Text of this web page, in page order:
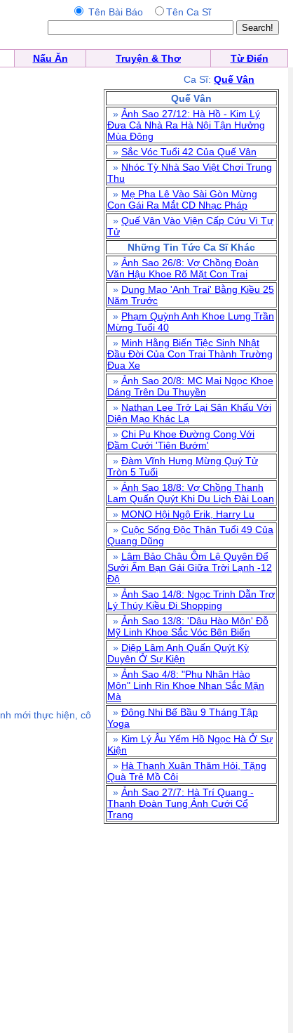
Tên Bài Báo Tên Ca Sĩ
Nấu Ăn Truyện & Thơ
Từ Điển
Ca Sĩ: Quế Vân
mới thực hiện, cô
Quế Vân
» Ảnh Sao 27/12: Hà Hồ - Kim Lý
Đưa Cả Nhà Ra Hà Nội Tận Hưởng
Mùa Đông
» Sắc Vóc Tuổi 42 Của Quế Vân
» Nhóc Tỳ Nhà Sao Việt Chơi Trung
Thu
» Mẹ Pha Lê Vào Sài Gòn Mừng
Con Gái Ra Mắt CD Nhạc Pháp
» Quế Vân Vào Viện Cấp Cứu Vì Tự
Tử
Những Tin Tức Ca Sĩ Khác
» Ảnh Sao 26/8: Vợ Chồng Đoàn
Văn Hậu Khoe Rõ Mặt Con Trai
» Dung Mạo 'Anh Trai' Bằng Kiều 25
Năm Trước
» Phạm Quỳnh Anh Khoe Lưng Trần
Mừng Tuổi 40
» Minh Hằng Biến Tiệc Sinh Nhật
Đầu Đời Của Con Trai Thành Trường
Đua Xe
» Ảnh Sao 20/8: MC Mai Ngọc Khoe
Dáng Trên Du Thuyền
» Nathan Lee Trở Lại Sân Khấu Với
Diện Mạo Khác Lạ
» Chi Pu Khoe Đường Cong Với
Đầm Cưới 'Tiên Bướm'
» Đàm Vĩnh Hưng Mừng Quý Tử
Tròn 5 Tuổi
» Ảnh Sao 18/8: Vợ Chồng Thanh
Lam Quấn Quýt Khi Du Lịch Đài Loan
» MONO Hội Ngộ Erik, Harry Lu
» Cuộc Sống Độc Thân Tuổi 49 Của
Quang Dũng
» Lâm Bảo Châu Ôm Lệ Quyên Để
Sưởi Ấm Bạn Gái Giữa Trời Lạnh -12
Độ
» Ảnh Sao 14/8: Ngọc Trinh Dẫn Trợ
Lý Thúy Kiều Đi Shopping
» Ảnh Sao 13/8: 'Dâu Hào Môn' Đỗ
Mỹ Linh Khoe Sắc Vóc Bên Biển
» Diệp Lâm Anh Quấn Quýt Kỳ
Duyên Ở Sự Kiện
» Ảnh Sao 4/8: "Phu Nhân Hào
Môn" Linh Rin Khoe Nhan Sắc Mặn
Mà
» Đông Nhi Bế Bầu 9 Tháng Tập
Yoga
» Kim Lý Âu Yếm Hồ Ngọc Hà Ở Sự
Kiện
» Hà Thanh Xuân Thăm Hỏi, Tặng
Quà Trẻ Mồ Côi
» Ảnh Sao 27/7: Hà Trí Quang -
Thanh Đoàn Tung Ảnh Cưới Cổ
Trang